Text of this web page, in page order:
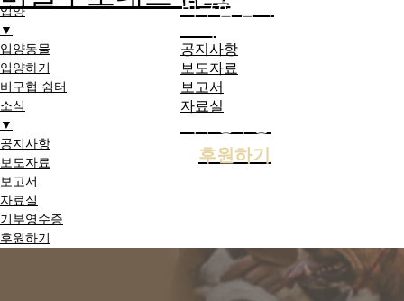
입양
▼
입양동물
입양하기
비구협 쉼터
소식
▼
공지사항
보도자료
보고서
자료실
기부영수증
후원하기
비구협 쉼터
공지사항
보도자료
보고서
자료실
후원하기